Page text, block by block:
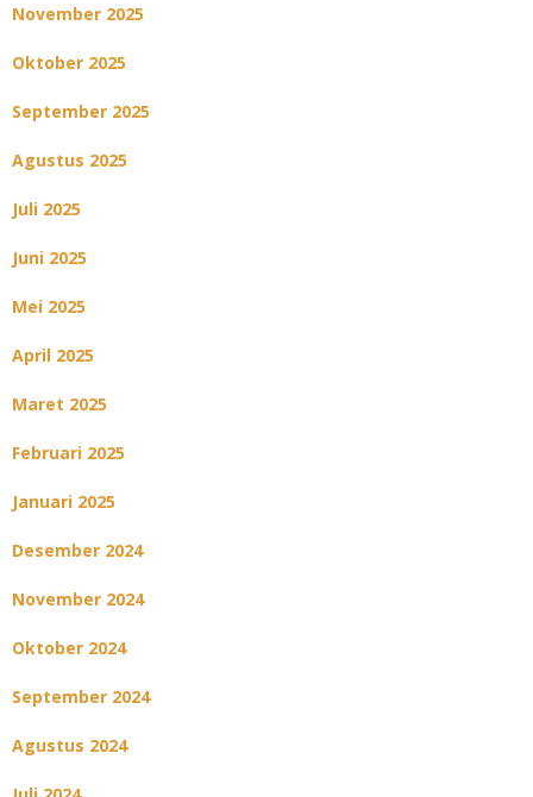
November 2025
Oktober 2025
September 2025
Agustus 2025
Juli 2025
Juni 2025
Mei 2025
April 2025
Maret 2025
Februari 2025
Januari 2025
Desember 2024
November 2024
Oktober 2024
September 2024
Agustus 2024